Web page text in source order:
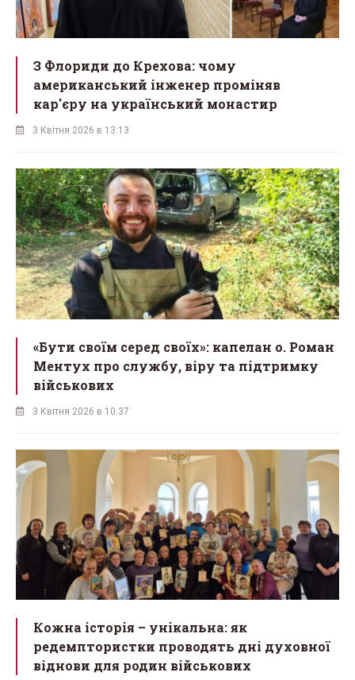
З Флориди до Крехова: чому
американський інженер проміняв
кар'єру на український монастир
3 Квітня 2026 в 13:13
«Бути своїм серед своїх»: капелан о. Роман
Ментух про службу, віру та підтримку
військових
3 Квітня 2026 в 10:37
Кожна історія – унікальна: як
редемптористки проводять дні духовної
віднови для родин військових